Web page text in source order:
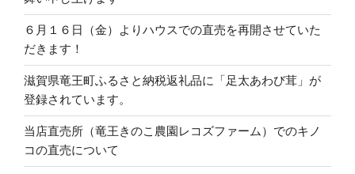
６月１６日（金）よりハウスでの直売を再開させていた
だきます！
滋賀県竜王町ふるさと納税返礼品に「足太あわび茸」が
登録されています。
当店直売所（竜王きのこ農園レコズファーム）でのキノ
コの直売について